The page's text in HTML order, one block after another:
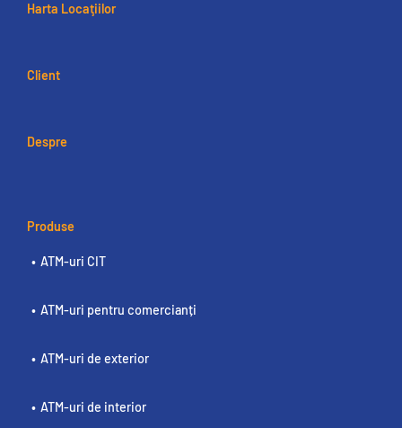
Harta Locaţiilor
Client
Despre
Produse
ATM-uri CIT
ATM-uri pentru comercianți
ATM-uri de exterior
ATM-uri de interior